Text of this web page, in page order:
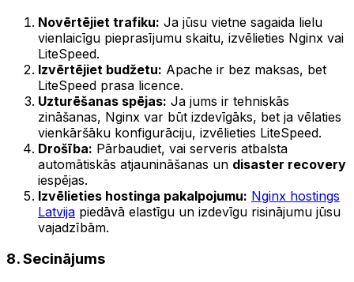
Novērtējiet trafiku: Ja jūsu vietne sagaida lielu
vienlaicīgu pieprasījumu skaitu, izvēlieties Nginx vai
LiteSpeed.
Izvērtējiet budžetu: Apache ir bez maksas, bet
LiteSpeed prasa licence.
Uzturēšanas spējas: Ja jums ir tehniskās
zināšanas, Nginx var būt izdevīgāks, bet ja vēlaties
vienkāršāku konfigurāciju, izvēlieties LiteSpeed.
Drošība: Pārbaudiet, vai serveris atbalsta
automātiskās atjaunināšanas un disaster recovery
iespējas.
Izvēlieties hostinga pakalpojumu: Nginx hostings
Latvija piedāvā elastīgu un izdevīgu risinājumu jūsu
vajadzībām.
8. Secinājums